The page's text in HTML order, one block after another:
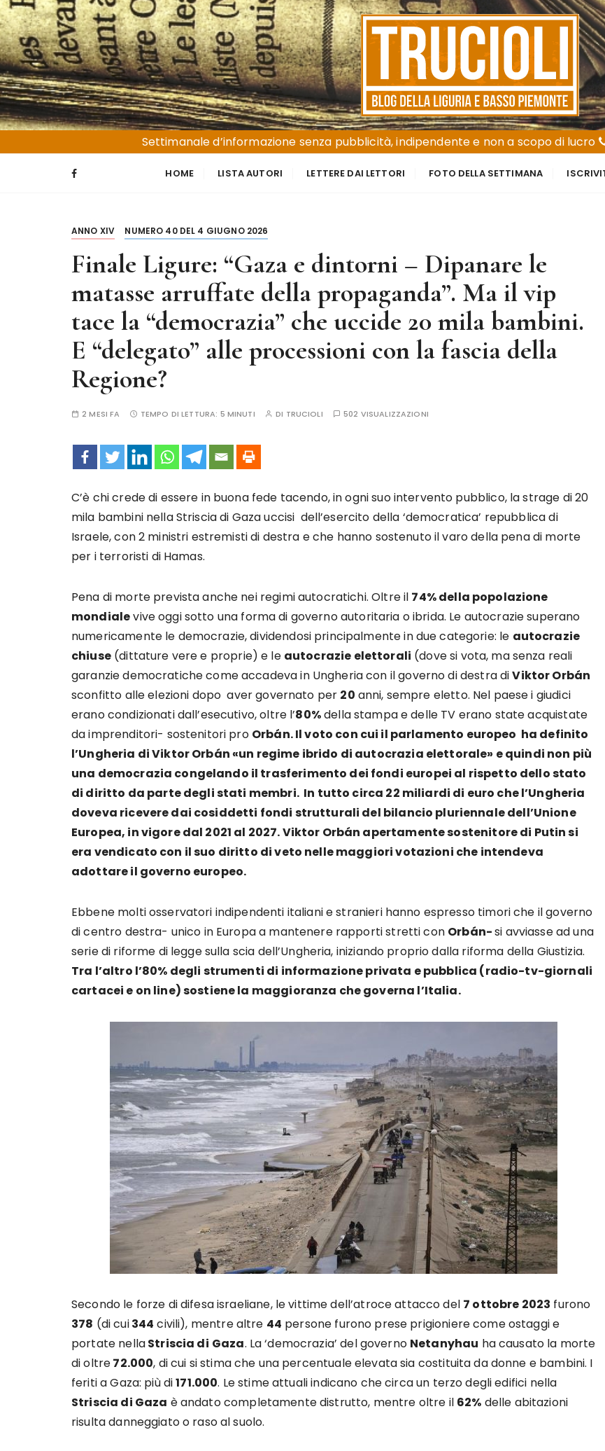
S
a
l
t
a
a
l
c
Trucioli
Liguria e Basso Piemonte
Settimanale d’informazione senza pubblicità, indipendente e non a scopo di lucro
HOME LISTA AUTORI LETTERE DAI LETTORI FOTO DELLA SETTIMANA
ANNO XIV NUMERO 40 DEL 4 GIUGNO 2026
Finale Ligure: “Gaza e dintorni – Dipanare le
matasse arruffate della propaganda”. Ma il vip
tace la “democrazia” che uccide 20 mila bambini.
E “delegato” alle processioni con la fascia della
Regione?
2 MESI FA TEMPO DI LETTURA: 5 MINUTI DI TRUCIOLI 502 VISUALIZZAZIONI
C’è chi crede di essere in buona fede tacendo, in ogni suo intervento pubblico, la strage di 20
mila bambini nella Striscia di Gaza uccisi dell’esercito della ‘democratica’ repubblica di
Israele, con 2 ministri estremisti di destra e che hanno sostenuto il varo della pena di morte
per i terroristi di Hamas.
Pena di morte prevista anche nei regimi autocratichi.Oltre il 74% della popolazione
mondialevive oggi sotto una forma di governo autoritaria o ibrida. Le autocrazie superano
numericamente le democrazie, dividendosi principalmente in due categorie: le autocrazie
chiuse(dittature vere e proprie) e le autocrazie elettorali (dove si vota, ma senza reali
garanzie democratiche come accadeva in Ungheria con il governo di destra diViktor Orbán
sconfitto alle elezioni dopo aver governato per 20 anni, sempre eletto. Nel paese i giudici
erano condizionati dall’esecutivo, oltre l’80%della stampa e delle TV erano state acquistate
da imprenditori- sostenitori pro Orbán. Il voto con cui il parlamento europeo ha definito
l’Ungheria di Viktor Orbán «un regime ibrido di autocrazia elettorale» e quindi non più
una democrazia congelando il trasferimento dei fondi europei al rispetto dello stato
di diritto da parte degli stati membri. In tutto circa 22 miliardi di euro che l’Ungheria
doveva ricevere dai cosiddetti fondi strutturali del bilancio pluriennale dell’Unione
Europea, in vigore dal 2021 al 2027. Viktor Orbán apertamente sostenitore di Putin si
era vendicato con il suo diritto di veto nelle maggiori votazioni che intendeva
adottare il governo europeo.
Ebbene molti osservatori indipendenti italiani e stranieri hanno espresso timori che il governo
di centro destra- unico in Europa a mantenere rapporti stretti con Orbán-si avviasse ad una
serie di riforme di legge sulla scia dell’Ungheria, iniziando proprio dalla riforma della Giustizia.
Tra l’altro l’80% degli strumenti di informazione privata e pubblica (radio-tv-giornali
cartacei e on line) sostiene la maggioranza che governa l’Italia.
Secondo le forze di difesa israeliane, le vittime dell’atroce attacco del 7 ottobre 2023 furono
378 (di cui344 civili), mentre altre 44 persone furono prese prigioniere come ostaggi e
portate nellaStriscia di Gaza. La ‘democrazia’ del governo Netanyhau ha causato la morte
di oltre72.000, di cui si stima che una percentuale elevata sia costituita da donne e bambini. I
feriti a Gaza: più di171.000. Le stime attuali indicano che circa un terzo degli edifici nella
Striscia di Gaza è andato completamente distrutto, mentre oltre il 62% delle abitazioni
risulta danneggiato o raso al suolo.